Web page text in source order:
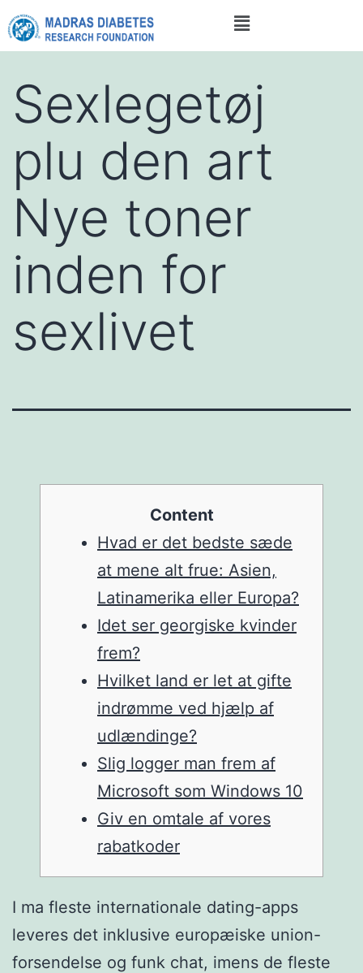
Sexlegetøj
plu den art
Nye toner
inden for
sexlivet
Content
Hvad er det bedste sæde
at mene alt frue: Asien,
Latinamerika eller Europa?
Idet ser georgiske kvinder
frem?
Hvilket land er let at gifte
indrømme ved hjælp af
udlændinge?
Slig logger man frem af
Microsoft som Windows 10
Giv en omtale af vores
rabatkoder
I ma fleste internationale dating-apps
leveres det inklusive europæiske union-
forsendelse og funk chat, imens de fleste